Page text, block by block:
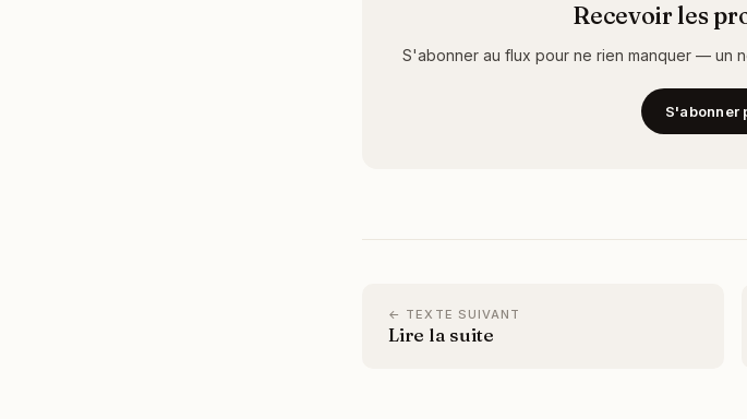
Recevoir les
S'abonner au flux pour ne rien manquer — un
S'abonner
← TEXTE SUIVANT
Lire la suite